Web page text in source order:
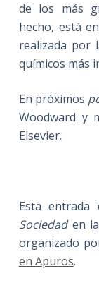
de los más
hecho, está
realizada por
químicos más
En próximos
Woodward y
Elsevier.
Esta entrada
Sociedad en la
organizado
en Apuros.